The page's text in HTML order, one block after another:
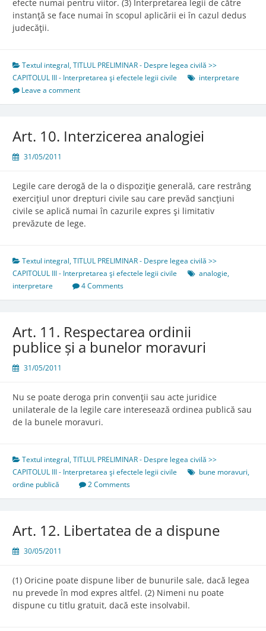
efecte numai pentru viitor. (3) Interpretarea legii de către
instanţă se face numai în scopul aplicării ei în cazul dedus
judecăţii.
Textul integral,TITLUL PRELIMINAR - Despre legea civilă >>
CAPITOLUL III - Interpretarea şi efectele legii civile
interpretare
Leave a comment
Art. 10. Interzicerea analogiei
31/05/2011
Legile care derogă de la o dispoziţie generală, care restrâng
exerciţiul unor drepturi civile sau care prevăd sancţiuni
civile se aplică numai în cazurile expres şi limitativ
prevăzute de lege.
Textul integral,TITLUL PRELIMINAR - Despre legea civilă >>
CAPITOLUL III - Interpretarea şi efectele legii civile
analogie,
interpretare
4 Comments
Art. 11. Respectarea ordinii
publice și a bunelor moravuri
31/05/2011
Nu se poate deroga prin convenţii sau acte juridice
unilaterale de la legile care interesează ordinea publică sau
de la bunele moravuri.
Textul integral,TITLUL PRELIMINAR - Despre legea civilă >>
CAPITOLUL III - Interpretarea şi efectele legii civile
bune moravuri,
ordine publică
2 Comments
Art. 12. Libertatea de a dispune
30/05/2011
(1) Oricine poate dispune liber de bunurile sale, dacă legea
nu prevede în mod expres altfel. (2) Nimeni nu poate
dispune cu titlu gratuit, dacă este insolvabil.